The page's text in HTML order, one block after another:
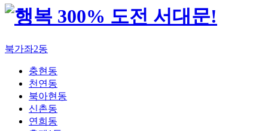
북가좌2동
충현동
천연동
북아현동
신촌동
연희동